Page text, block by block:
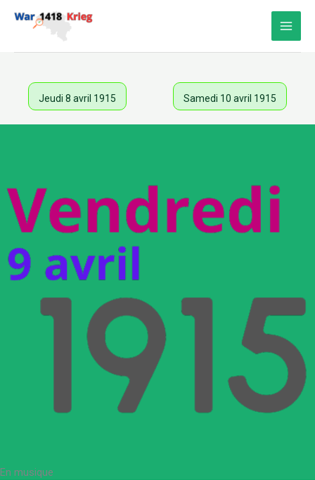
Jeudi 8 avril 1915 Samedi 10 avril 1915
En musique